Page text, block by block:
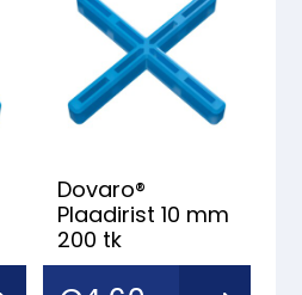
Dovaro®
Plaadirist 10 mm
200 tk